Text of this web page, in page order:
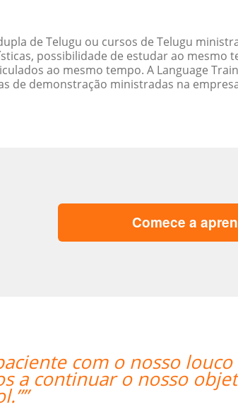
de Telugu ou cursos de Telugu
possibilidade de estudar ao mesmo
ao mesmo tempo. A Language
de demonstração ministradas na
Comece a
com o nosso louco
continuar o nosso